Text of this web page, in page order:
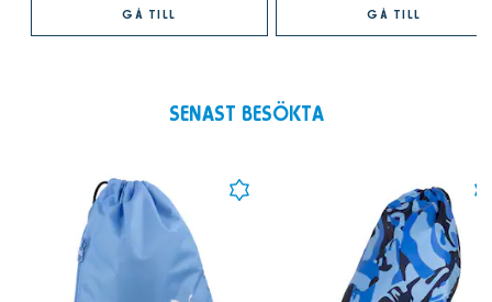
GÅ TILL GÅ TILL
SENAST BESÖKTA